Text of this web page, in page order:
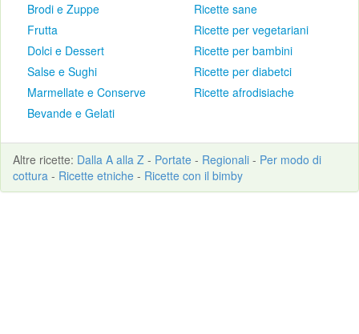
Brodi e Zuppe
Frutta
Dolci e Dessert
Salse e Sughi
Marmellate e Conserve
Bevande e Gelati
Ricette sane
Ricette per vegetariani
Ricette per bambini
Ricette per diabetci
Ricette afrodisiache
Altre ricette: Dalla A alla Z - Portate - Regionali - Per modo di
cottura - Ricette etniche - Ricette con il bimby